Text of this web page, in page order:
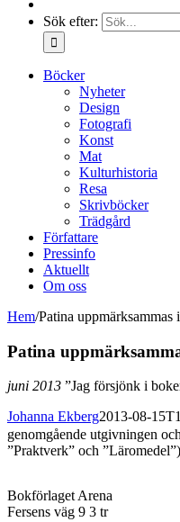
Sök efter:
Böcker
Nyheter
Design
Fotografi
Konst
Mat
Kulturhistoria
Resa
Skrivböcker
Trädgård
Författare
Pressinfo
Aktuellt
Om oss
Hem/Patina uppmärksammas
Patina
juni 2013 ”Jag försjönk i
Johanna Ekberg2013-08-
genomgående utgivningen
”Praktverk” och
Bokförlaget Arena
Fersens väg 9 3 tr